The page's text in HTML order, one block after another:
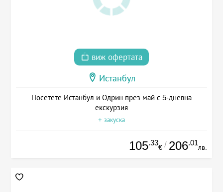
виж офертата
Истанбул
Посетете Истанбул и Одрин през май с 5-дневна
екскурзия
+ закуска
105.33
€ / 206.01
лв.